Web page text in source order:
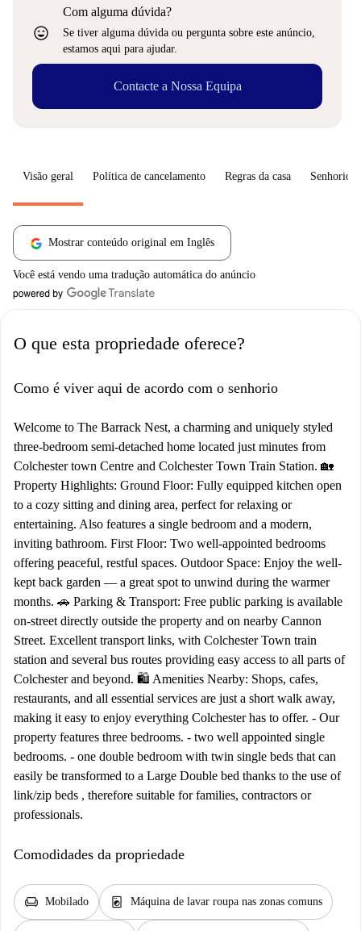
sentiment_very_satisfied
Com alguma dúvida?
Se tiver alguma dúvida ou pergunta sobre este anúncio,
estamos aqui para ajudar.
Contacte a Nossa Equipa
Visão geral Política de cancelamento Regras da casa Senhorio
Mostrar conteúdo original em Inglês
Você está vendo uma tradução automática do anúncio
O que esta propriedade oferece?
Como é viver aqui de acordo com o senhorio
Welcome to The Barrack Nest, a charming and uniquely styled
three-bedroom semi-detached home located just minutes from
Colchester town Centre and Colchester Town Train Station. 🏡
Property Highlights: Ground Floor: Fully equipped kitchen open
to a cozy sitting and dining area, perfect for relaxing or
entertaining. Also features a single bedroom and a modern,
inviting bathroom. First Floor: Two well-appointed bedrooms
offering peaceful, restful spaces. Outdoor Space: Enjoy the well-
kept back garden — a great spot to unwind during the warmer
months. 🚗 Parking & Transport: Free public parking is available
on-street directly outside the property and on nearby Cannon
Street. Excellent transport links, with Colchester Town train
station and several bus routes providing easy access to all parts of
Colchester and beyond. 🛍️ Amenities Nearby: Shops, cafes,
restaurants, and all essential services are just a short walk away,
making it easy to enjoy everything Colchester has to offer. - Our
property features three bedrooms. - two well appointed single
bedrooms. - one double bedroom with twin single beds that can
easily be transformed to a Large Double bed thanks to the use of
link/zip beds , therefore suitable for families, contractors or
professionals.
Comodidades da propriedade
chair Mobilado local_laundry_service Máquina de lavar roupa nas zonas comuns